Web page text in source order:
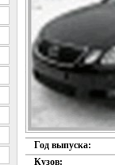
Год выпуска:
Кузов: